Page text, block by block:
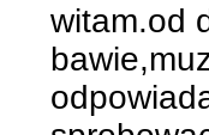
witam.od